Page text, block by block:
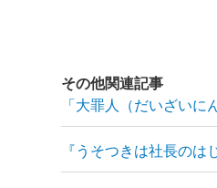
その他関連記事
「大罪人（だいざい
『うそつきは社長のは